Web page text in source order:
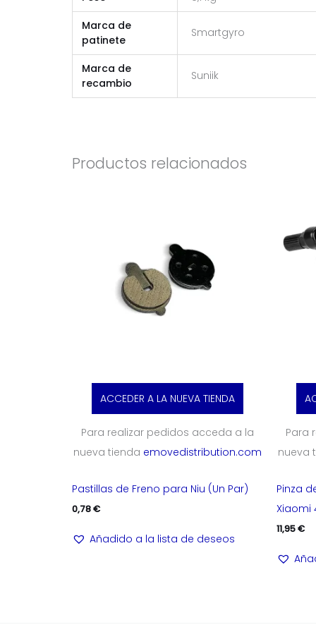
Marca de
patinete
Smartgyro
Marca de
recambio
Suniik
Productos relacionados
ACCEDER A LA NUEVA TIENDA
Para realizar pedidos acceda a la
nueva tienda emovedistribution.com
Pastillas de Freno para Niu (Un Par)
0,78€
Añadido a la lista de deseos
Para
nueva
Pinza
Xiaomi
11,95€